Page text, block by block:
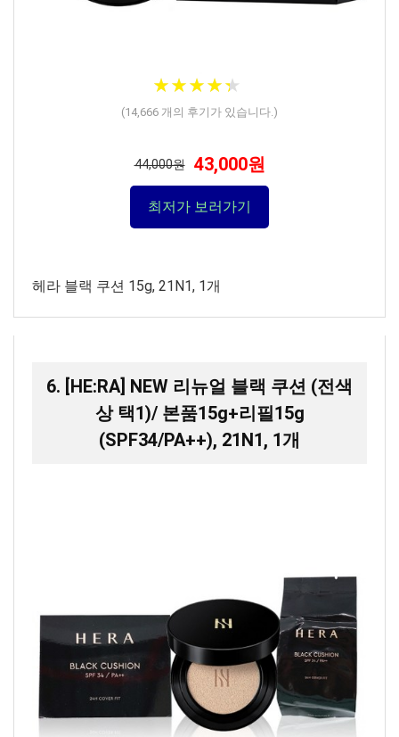
★★★★★
★★★★★
(14,666 개의 후기가 있습니다.)
44,000원 43,000원
최저가 보러가기
헤라 블랙 쿠션 15g, 21N1, 1개
6. [HE:RA] NEW 리뉴얼 블랙 쿠션 (전색
상 택1)/ 본품15g+리필15g
(SPF34/PA++), 21N1, 1개